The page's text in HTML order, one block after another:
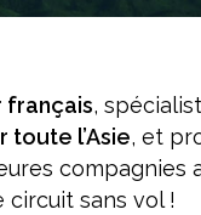
français,
toute l’Asie, et
compagnies
circuit sans vol !